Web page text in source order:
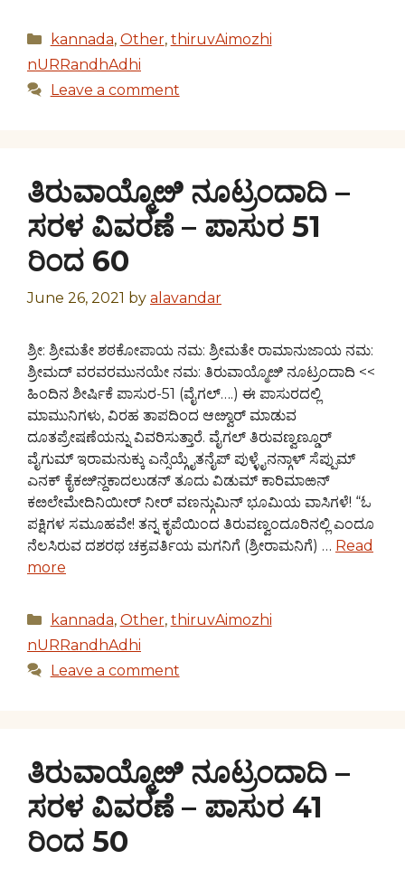
Categories
kannada, Other, thiruvAimozhi
nURRandhAdhi
Leave a comment
ತಿರುವಾಯ್ಮೊೞಿ ನೂಟ್ರಂದಾದಿ –
ಸರಳ ವಿವರಣೆ – ಪಾಸುರ 51
ರಿಂದ 60
June 26, 2021 by alavandar
ಶ್ರೀ: ಶ್ರೀಮತೇ ಶಠಕೋಪಾಯ ನಮ: ಶ್ರೀಮತೇ ರಾಮಾನುಜಾಯ ನಮ:
ಶ್ರೀಮದ್ ವರವರಮುನಯೇ ನಮ: ತಿರುವಾಯ್ಮೊೞಿ ನೂಟ್ರಂದಾದಿ <<
ಹಿಂದಿನ ಶೀರ್ಷಿಕೆ ಪಾಸುರ-51 (ವೈಗಲ್….) ಈ ಪಾಸುರದಲ್ಲಿ
ಮಾಮುನಿಗಳು, ವಿರಹ ತಾಪದಿಂದ ಆೞ್ವಾರ್ ಮಾಡುವ
ದೂತಪ್ರೇಷಣೆಯನ್ನು ವಿವರಿಸುತ್ತಾರೆ. ವೈಗಲ್ ತಿರುವಣ್ವಣ್ಡೂರ್
ವೈಗುಮ್ ಇರಾಮನುಕ್ಕು ಎನ್ಸೆಯ್ಗೈತನೈಪ್ ಪುಳ್ಳೈನನ್ಗಾಳ್ ಸೆಪ್ಪುಮ್
ಎನಕ್ ಕೈಕೞಿನ್ದಕಾದಲುಡನ್ ತೂದು ವಿಡುಮ್ ಕಾರಿಮಾಱನ್
ಕೞಲೇಮೇದಿನಿಯೀರ್ ನೀರ್ ವಣನ್ಗುಮಿನ್ ಭೂಮಿಯ ವಾಸಿಗಳೆ! “ಓ
ಪಕ್ಷಿಗಳ ಸಮೂಹವೇ! ತನ್ನ ಕೃಪೆಯಿಂದ ತಿರುವಣ್ವಂದೂರಿನಲ್ಲಿ ಎಂದೂ
ನೆಲಸಿರುವ ದಶರಥ ಚಕ್ರವರ್ತಿಯ ಮಗನಿಗೆ (ಶ್ರೀರಾಮನಿಗೆ) … Read
more
Categories
kannada, Other, thiruvAimozhi
nURRandhAdhi
Leave a comment
ತಿರುವಾಯ್ಮೊೞಿ ನೂಟ್ರಂದಾದಿ –
ಸರಳ ವಿವರಣೆ – ಪಾಸುರ 41
ರಿಂದ 50